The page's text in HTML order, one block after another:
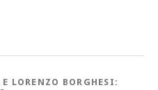
LORENZO BORGHESI: